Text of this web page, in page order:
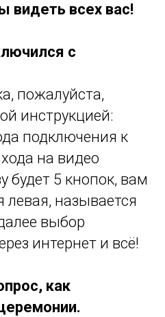
видеть всех вас!
с
пожалуйста,
инструкцией:
подключения к
на видео
будет 5 кнопок, вам
называется
выбор
интернет и всё!
как